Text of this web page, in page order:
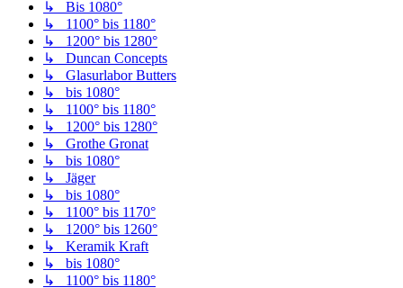
↳ Bis 1080°
↳ 1100° bis 1180°
↳ 1200° bis 1280°
↳ Duncan Concepts
↳ Glasurlabor Butters
↳ bis 1080°
↳ 1100° bis 1180°
↳ 1200° bis 1280°
↳ Grothe Gronat
↳ bis 1080°
↳ Jäger
↳ bis 1080°
↳ 1100° bis 1170°
↳ 1200° bis 1260°
↳ Keramik Kraft
↳ bis 1080°
↳ 1100° bis 1180°